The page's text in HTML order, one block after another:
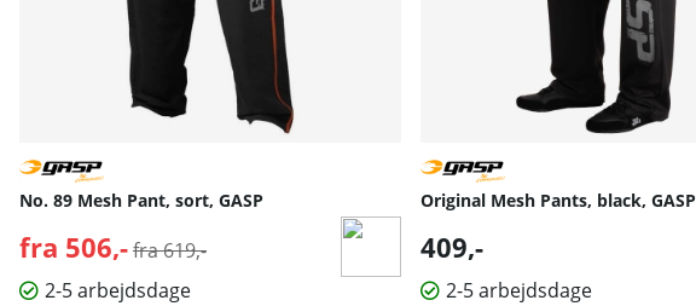
No. 89 Mesh Pant, sort, GASP
fra 506,-Normalpris:
fra 619,-
2-5 arbejdsdage
Original Mesh Pants, black, GASP
409,-
2-5 arbejdsdage